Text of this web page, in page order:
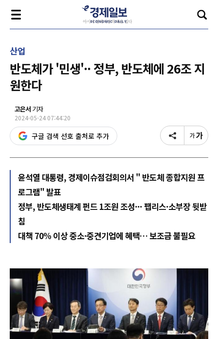
산업
반도체가 '민생'·· 정부, 반도체에 26조 지
원한다
고은서 기자
2024-05-24 07:44:20
구글 검색 선호 출처로 추가
윤석열 대통령, 경제이슈점검회의서 " 반도체 종합지원 프
로그램" 발표
정부, 반도체생태계 펀드 1조원 조성··· 팹리스·소부장 뒷받
침
대책 70% 이상 중소·중견기업에 혜택… 보조금 불필요